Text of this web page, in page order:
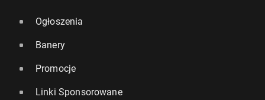
Ogłoszenia
Banery
Promocje
Linki Sponsorowane